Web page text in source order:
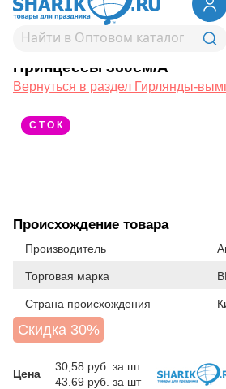
1505-0565Гирлянда-
Принцессы 360см/А
Вернуться в раздел Гирлянды-
С Т О К
Происхождение товара
Производитель
Торговая марка
Страна происхождения
Скидка 30%
Цена
30,58 руб. за шт
43.69 руб. за шт